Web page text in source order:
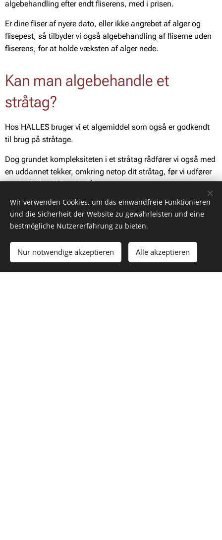
algebehandling efter endt fliserens, med i prisen.
Er dine fliser af nyere dato, eller ikke angrebet af alger og
flisepest, så tilbyder vi også algebehandling af fliserne uden
fliserens, for at holde væksten af alger nede.
Kan man algebehandle et
stråtag?
Hos HALLES bruger vi et algemiddel som også er godkendt
til brug på stråtage.
Dog grundet kompleksiteten i et stråtag rådfører vi også med
en uddannet tekker, omkring netop dit stråtag, før vi udfører
en algebehandling af stråtag.
Interesseret i et
Wir verwenden Cookies, um das einwandfreie Funktionieren
und die Sicherheit der Website zu gewährleisten und eine
bestmögliche Nutzererfahrung zu bieten.
Nur notwendige akzeptieren Alle akzeptieren